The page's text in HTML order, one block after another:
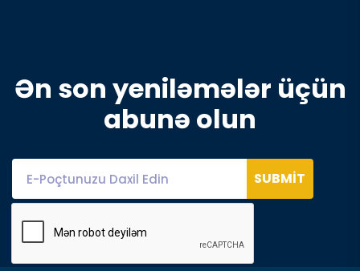
Ən son yeniləmələr üçün
abunə olun
SUBMIT